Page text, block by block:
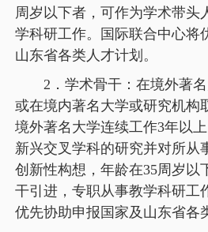
周岁以下者，可作为学术带头
学科研工作。国际联合中心将
山东省各类人才计划。
2．学术骨干：在境外著
或在境内著名大学或研究机构
境外著名大学连续工作3年以
新兴交叉学科的研究并对所从
创新性构想，年龄在35周岁以
干引进，专职从事教学科研工
优先协助申报国家及山东省各